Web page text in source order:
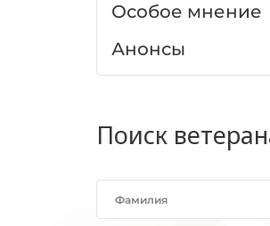
Особое мнение
Анонсы
Поиск